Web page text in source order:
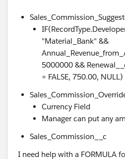
"Material_Bank" &&
5000000 &&
= FALSE, 750.00, NULL)
Currency Field
Manager can put any
Sales_Commission__c
I need help with a FORMULA